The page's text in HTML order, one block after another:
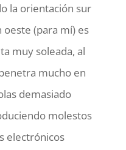
la orientación sur
(para mí) es
muy soleada, al
mucho en
demasiado
molestos
electrónicos